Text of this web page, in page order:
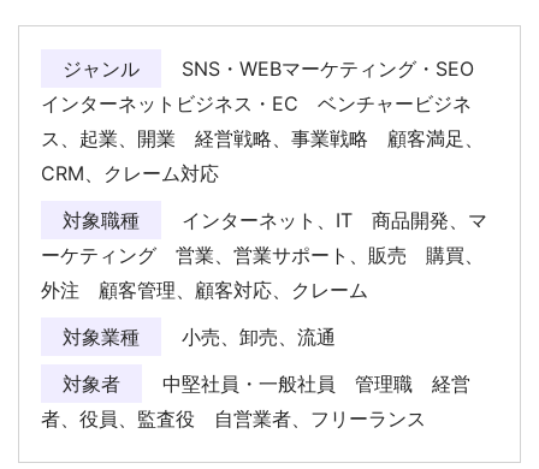
ジャンル
SNS・WEBマーケティング・SEO
インターネットビジネス・EC ベンチャービジネ
ス、起業、開業 経営戦略、事業戦略 顧客満足、
CRM、クレーム対応
対象職種
インターネット、IT 商品開発、マ
ーケティング 営業、営業サポート、販売 購買、
外注 顧客管理、顧客対応、クレーム
対象業種
小売、卸売、流通
対象者
中堅社員・一般社員 管理職 経営
者、役員、監査役 自営業者、フリーランス